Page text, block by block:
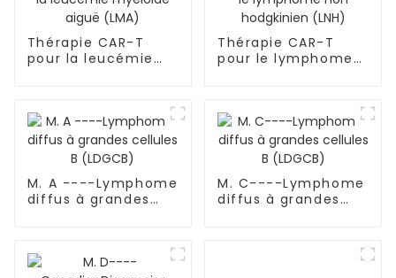
Thérapie CAR-T
pour la leucémie
Thérapie CAR-T
pour le lymphome
M. A ----Lymphome
diffus à grandes
M. C----Lymphome
diffus à grandes